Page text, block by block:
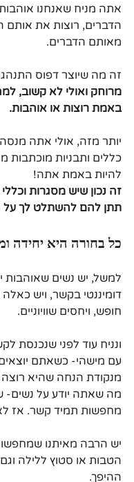
אתה מניח שאנחנו
הדברים, רוצות את אותם
מאותם הדברים.
זה מה שיוצר דפוס
מרוחק ואולי לא קשוב,
באמת רוצות או אוהבות.
יותר מזה, אולי אתה
כללים ותבניות מוכתבות
להיות באמת אתה!
זה נכון שיש מסגרות
תתן להם להשתלט לך על
כל בחורה היא יחידה
למשל, יש נשים שאוהבות
דומיננטי בקשר, ויש
חופש, ויחסים שוויוניים.
ונניח עוד לפני שנכנסת
עם מישהי- כשאתם
מנקודת הנחה שהיא
מה שאתה יודע על נשים-
מחפשות תמיד קשר. אז
יש הרבה מאיתנו שמחפשות
הטבות או סטוץ ללילה
ההיפך.